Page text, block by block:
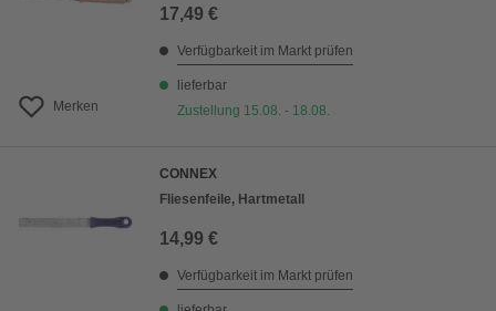
Merken
17,49 €
Verfügbarkeit im Markt prüfen
lieferbar
Zustellung 15.08. - 18.08.
CONNEX
Fliesenfeile, Hartmetall
14,99 €
Verfügbarkeit im Markt prüfen